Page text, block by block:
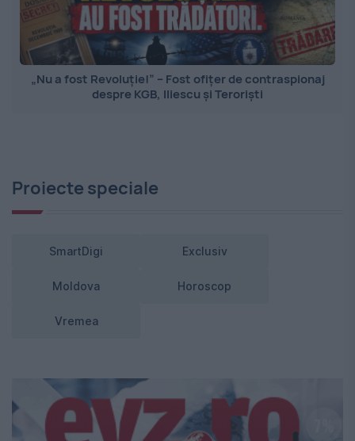
„Nu a fost Revoluție!” – Fost ofițer de contraspionaj
despre KGB, Iliescu și Teroriști
Proiecte speciale
SmartDigi Exclusiv
Moldova Horoscop
Vremea